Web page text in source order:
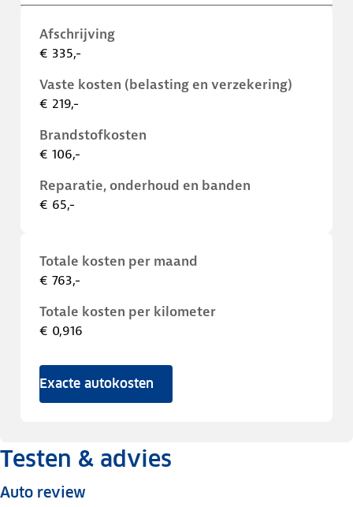
Afschrijving
€ 335,-
Vaste kosten (belasting en verzekering)
€ 219,-
Brandstofkosten
€ 106,-
Reparatie, onderhoud en banden
€ 65,-
Totale kosten per maand
€ 763,-
Totale kosten per kilometer
€ 0,916
Exacte autokosten
Testen & advies
Auto review